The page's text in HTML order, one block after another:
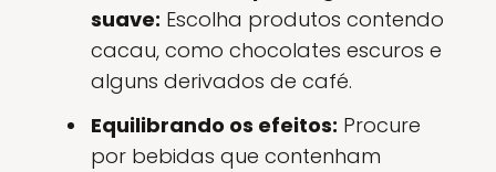
suave: Escolha produtos contendo
cacau, como chocolates escuros e
alguns derivados de café.
Equilibrando os efeitos: Procure
por bebidas que contenham